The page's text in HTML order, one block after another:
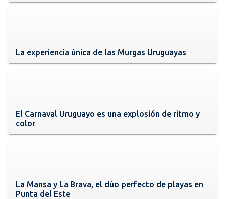
La experiencia única de las Murgas Uruguayas
El Carnaval Uruguayo es una explosión de ritmo y
color
La Mansa y La Brava, el dúo perfecto de playas en
Punta del Este